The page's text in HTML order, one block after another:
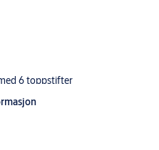
6 toppstifter
hakk.